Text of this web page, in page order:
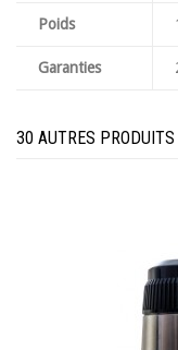
Poids
Garanties
30 AUTRES